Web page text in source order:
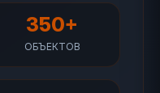
350+
ОБЪЕКТОВ